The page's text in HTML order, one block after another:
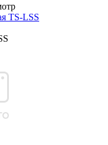
TS-LSS